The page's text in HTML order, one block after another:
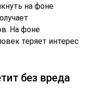
на фоне
На фоне
теряет интерес
без вреда